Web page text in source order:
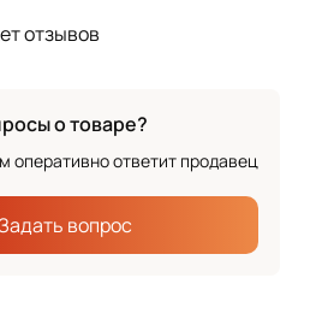
отзывов
о товаре?
оперативно ответит продавец
вопрос